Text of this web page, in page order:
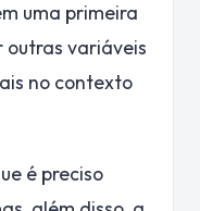
uma primeira
outras variáveis
no contexto
é preciso